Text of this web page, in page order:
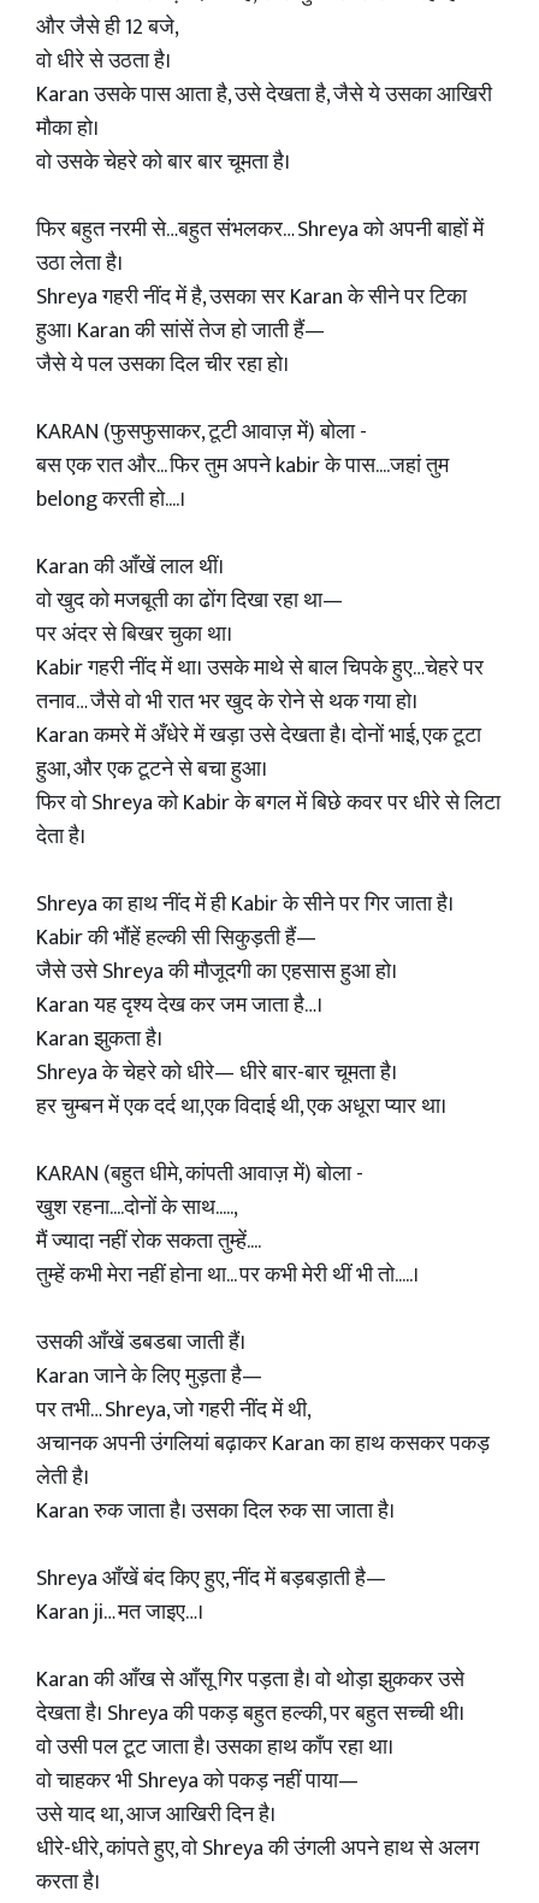
और जैसे ही 12 बजे,
वो धीरे से उठता है।
Karan उसके पास आता है, उसे देखता है, जैसे ये उसका आखिरी
मौका हो।
वो उसके चेहरे को बार बार चूमता है।
फिर बहुत नरमी से…बहुत संभलकर… Shreya को अपनी बाहों में
उठा लेता है।
Shreya गहरी नींद में है, उसका सर Karan के सीने पर टिका
हुआ। Karan की सांसें तेज हो जाती हैं—
जैसे ये पल उसका दिल चीर रहा हो।
KARAN (फुसफुसाकर, टूटी आवाज़ में) बोला -
बस एक रात और... फिर तुम अपने kabir के पास....जहां तुम
belong करती हो....।
Karan की आँखें लाल थीं।
वो खुद को मजबूती का ढोंग दिखा रहा था—
पर अंदर से बिखर चुका था।
Kabir गहरी नींद में था। उसके माथे से बाल चिपके हुए…चेहरे पर
तनाव… जैसे वो भी रात भर खुद के रोने से थक गया हो।
Karan कमरे में अँधेरे में खड़ा उसे देखता है। दोनों भाई, एक टूटा
हुआ, और एक टूटने से बचा हुआ।
फिर वो Shreya को Kabir के बगल में बिछे कवर पर धीरे से लिटा
देता है।
Shreya का हाथ नींद में ही Kabir के सीने पर गिर जाता है।
Kabir की भौंहें हल्की सी सिकुड़ती हैं—
जैसे उसे Shreya की मौजूदगी का एहसास हुआ हो।
Karan यह दृश्य देख कर जम जाता है…।
Karan झुकता है।
Shreya के चेहरे को धीरे— धीरे बार-बार चूमता है।
हर चुम्बन में एक दर्द था,एक विदाई थी, एक अधूरा प्यार था।
KARAN (बहुत धीमे, कांपती आवाज़ में) बोला -
खुश रहना....दोनों के साथ.....,
मैं ज्यादा नहीं रोक सकता तुम्हें....
तुम्हें कभी मेरा नहीं होना था... पर कभी मेरी थीं भी तो.....।
उसकी आँखें डबडबा जाती हैं।
Karan जाने के लिए मुड़ता है—
पर तभी… Shreya, जो गहरी नींद में थी,
अचानक अपनी उंगलियां बढ़ाकर Karan का हाथ कसकर पकड़
लेती है।
Karan रुक जाता है। उसका दिल रुक सा जाता है।
Shreya आँखें बंद किए हुए, नींद में बड़बड़ाती है—
Karan ji… मत जाइए…।
Karan की आँख से आँसू गिर पड़ता है। वो थोड़ा झुककर उसे
देखता है। Shreya की पकड़ बहुत हल्की, पर बहुत सच्ची थी।
वो उसी पल टूट जाता है। उसका हाथ काँप रहा था।
वो चाहकर भी Shreya को पकड़ नहीं पाया—
उसे याद था, आज आखिरी दिन है।
धीरे-धीरे, कांपते हुए, वो Shreya की उंगली अपने हाथ से अलग
करता है।